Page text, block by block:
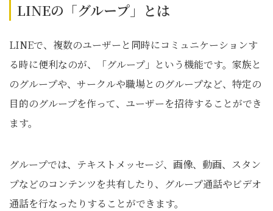
LINEの「グループ」とは
LINEで、複数のユーザーと同時にコミュニケーションす
る時に便利なのが、「グループ」という機能です。家族と
のグループや、サークルや職場とのグループなど、特定の
目的のグループを作って、ユーザーを招待することができ
ます。
グループでは、テキストメッセージ、画像、動画、スタン
プなどのコンテンツを共有したり、グループ通話やビデオ
通話を行なったりすることができます。